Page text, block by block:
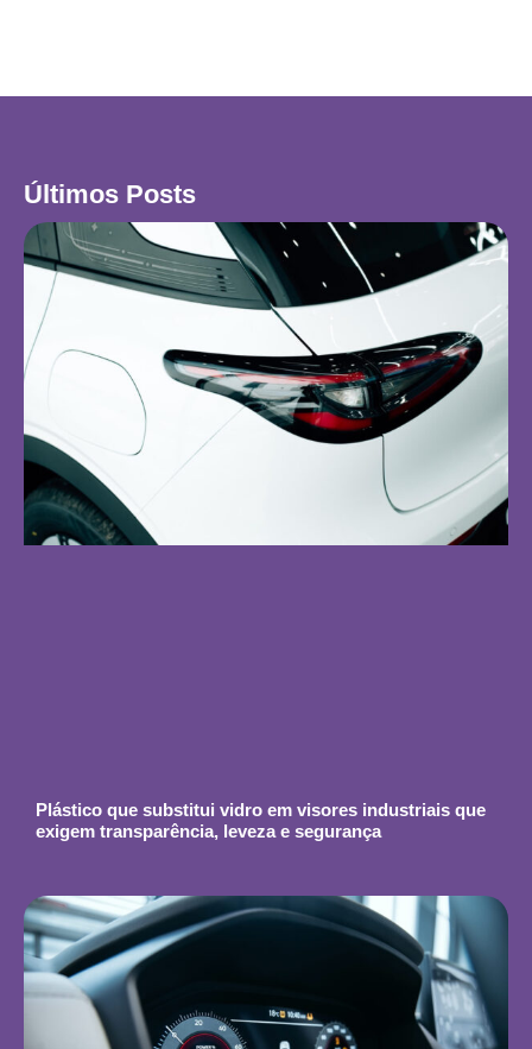
Últimos Posts
Plástico que substitui vidro em visores industriais que
exigem transparência, leveza e segurança